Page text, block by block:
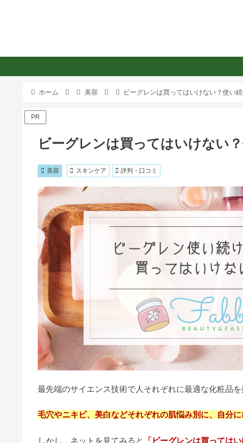
ホーム 美容 ビーグレンは買ってはいけない？使い
PR
ビーグレンは買ってはいけない
美容 スキンケア 評判・口コミ